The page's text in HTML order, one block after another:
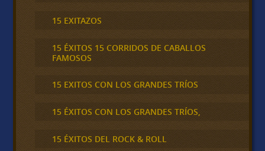
15 EXITAZOS
15 ÉXITOS 15 CORRIDOS DE CABALLOS
FAMOSOS
15 EXITOS CON LOS GRANDES TRÍOS
15 ÉXITOS CON LOS GRANDES TRÍOS,
15 ÉXITOS DEL ROCK & ROLL